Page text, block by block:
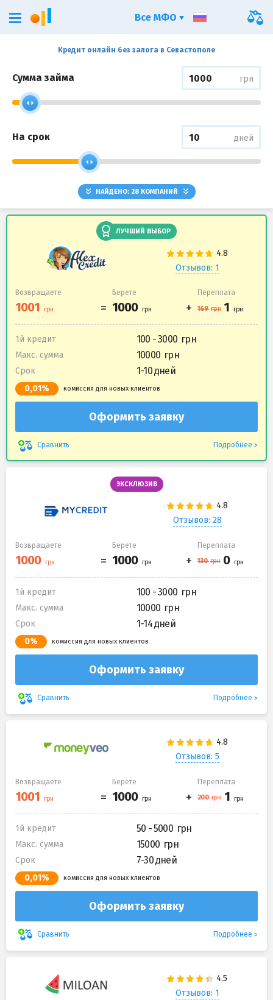
Кредит онлайн без залога в Севастополе
Сумма займа грн
На срок дней
НАЙДЕНО: 28КОМПАНИЙ
ЛУЧШИЙ ВЫБОР
Отзывов: 1
Возвращаете Берете Переплата
1й кредит 100 - 3000
Макс. сумма 10000
Срок 1-10 дней
0,01% комиссия для новых клиентов
Оформить заявку
Сравнить Подробнее
ЭКСКЛЮЗИВ
Отзывов: 28
Возвращаете Берете Переплата
1й кредит 100 - 3000
Макс. сумма 10000
Срок 1-14 дней
0% комиссия для новых клиентов
Оформить заявку
Сравнить Подробнее
Отзывов: 5
Возвращаете Берете Переплата
1й кредит 50 - 5000
Макс. сумма 15000
Срок 7-30 дней
0,01% комиссия для новых клиентов
Оформить заявку
Сравнить Подробнее
Отзывов: 1
Все МФО